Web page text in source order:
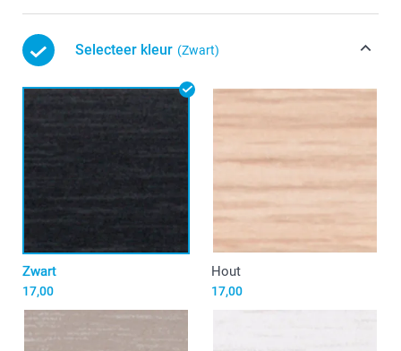
Selecteer kleur (Zwart)
Zwart
17,00
Hout
17,00